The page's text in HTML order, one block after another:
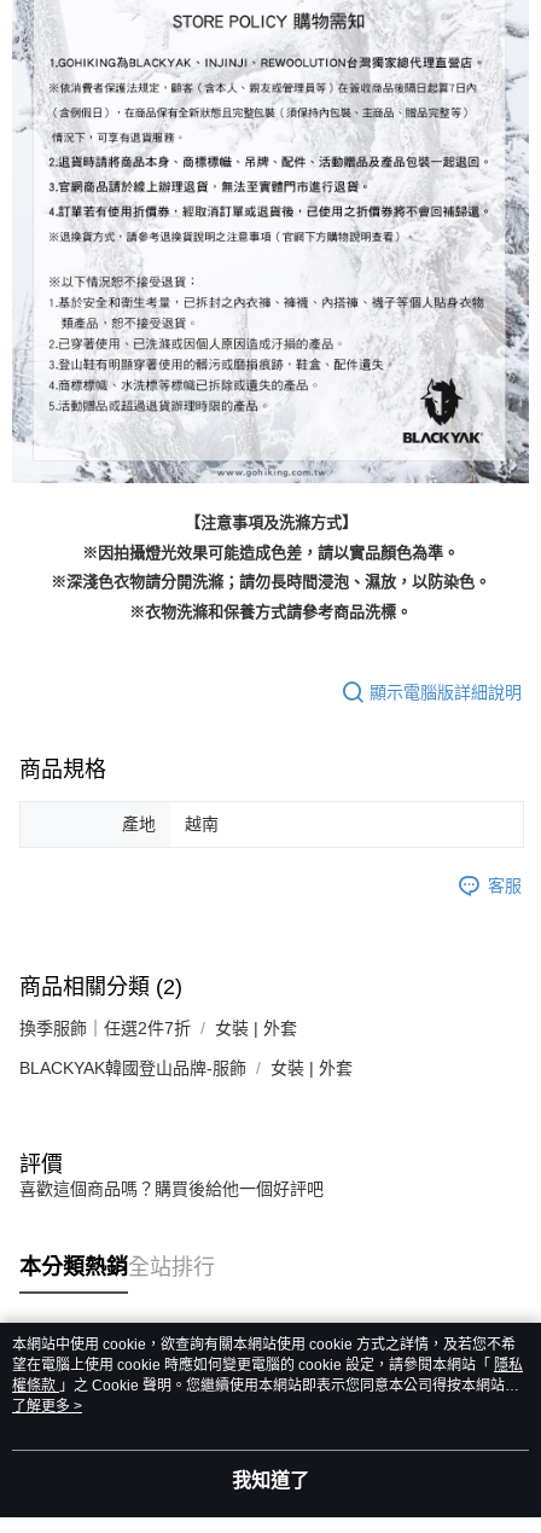
【注意事項及洗滌方式】
※因拍攝燈光效果可能造成色差，請以實品顏色為準。
※深淺色衣物請分開洗滌；請勿長時間浸泡、濕放，以防染色。
※衣物洗滌和保養方式請參考商品洗標。
顯示電腦版詳細說明
商品規格
產地 越南
客服
商品相關分類 (2)
換季服飾｜任選2件7折 女裝 | 外套
BLACKYAK韓國登山品牌-服飾 女裝 | 外套
評價
喜歡這個商品嗎？購買後給他一個好評吧
本分類熱銷全站排行
熱門標籤
本網站中使用 cookie，欲查詢有關本網站使用 cookie 方式之詳情，及若您不希
望在電腦上使用 cookie 時應如何變更電腦的 cookie 設定，請參閱本網站「 隱私
權條款 」之 Cookie 聲明。您繼續使用本網站即表示您同意本公司得按本網站使
用條款之 Cookie 聲明使用 cookie。
了解更多 >
我知道了